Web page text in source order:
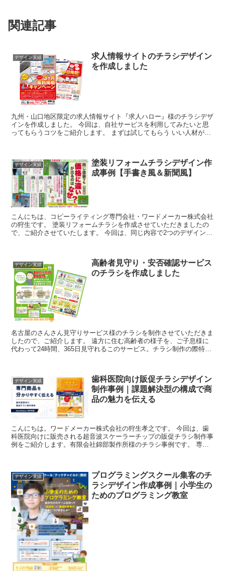
関連記事
デザイン実績
求人情報サイトのチラシデザイン
を作成しました
九州・山口地区限定の求人情報サイト『求人ハロー』様のチラシデザ
インを作成しました。 今回は、自社サービスを利用してみたいと思
ってもらうコツをご紹介します。 まずは試してもらう いい人材が集
デザイン実績
塗装リフォームチラシデザイン作
成事例【手書き風＆新聞風】
こんにちは、コピーライティング専門会社・ワードメーカー株式会社
の狩生です。 塗装リフォームチラシを作成させていただきましたの
で、ご紹介させていたします。 今回は、同じ内容で2つのデザイン案
デザイン実績
高齢者見守り・安否確認サービス
のチラシを作成しました
名古屋のさんさん見守りサービス様のチラシを制作させていただきま
したので、ご紹介します。 遠方に住む高齢者の様子を、ご子息様に
代わって24時間、365日見守れるこのサービス。チラシ制作の際特に
デザイン実績
歯科医院向け販促チラシデザイン
制作事例｜課題解決型の構成で商
品の魅力を伝える
こんにちは。ワードメーカー株式会社の狩生孝之です。 今回は、歯
科医院向けに販売される超音波スケーラーチップの販促チラシ制作事
例をご紹介します。有限会社錦部製作所様のチラシ事例です。 専門
デザイン実績
プログラミングスクール集客のチ
ラシデザイン作成事例｜小学生の
ためのプログラミング教室